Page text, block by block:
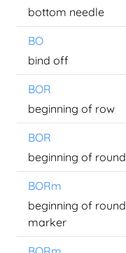
bottom needle
BO
bind off
BOR
beginning of row
BOR
beginning of round
BORm
beginning of round
marker